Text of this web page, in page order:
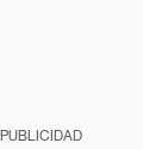
PUBLICIDAD